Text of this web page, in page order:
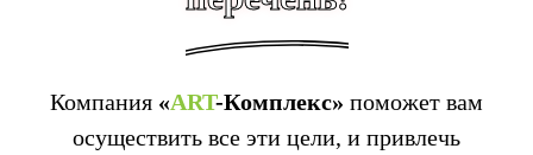
Компания «ART-Комплекс» поможет вам
осуществить все эти цели, и привлечь